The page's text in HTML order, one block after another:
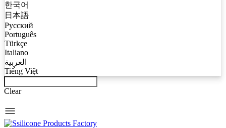
한국어
日本語
Русский
Português
Türkçe
Italiano
العربية
Tiếng Việt
Clear